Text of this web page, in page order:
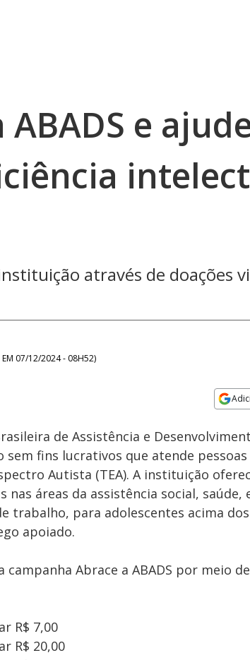
ABADS e
através de doações
07/12/2024 - 08H52)
de Assistência e
sem fins lucrativos que atende
Autista (TEA). A instituição
nas áreas da assistência social, saúde,
trabalho, para adolescentes acima
apoiado.
campanha Abrace a ABADS por meio
R$ 7,00
R$ 20,00